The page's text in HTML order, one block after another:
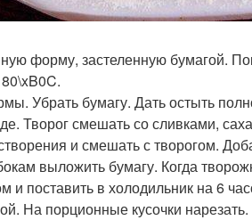
форму, застеленную бумагой.
Убрать бумагу. Дать остыть
Творог смешать со сливками,
и смешать с творогом.
выложить бумагу. Когда
и поставить в холодильник на 6
На порционные кусочки нарезать.